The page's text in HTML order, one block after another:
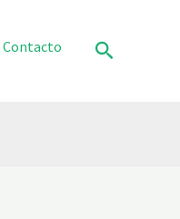
Contacto Buscar